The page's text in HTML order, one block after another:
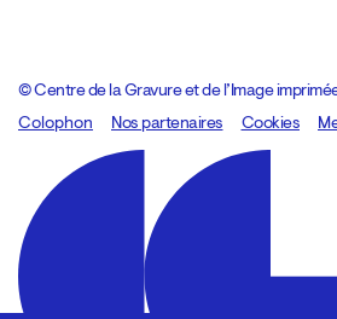
© Centre de la Gravure et de l’Image
Colophon
Design:Marcel Kaczmarek, code:8080.studio
Nos partenaires Cookies